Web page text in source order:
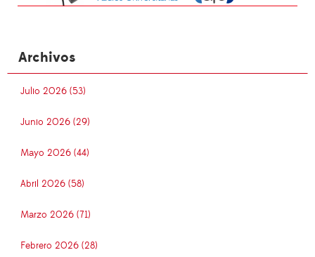
Archivos
Julio 2026 (53)
Junio 2026 (29)
Mayo 2026 (44)
Abril 2026 (58)
Marzo 2026 (71)
Febrero 2026 (28)